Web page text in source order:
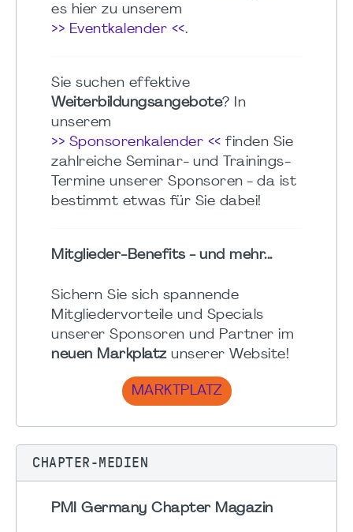
es hier zu unserem
>> Eventkalender <<.
Sie suchen effektive
Weiterbildungsangebote? In
unserem
>> Sponsorenkalender << finden Sie
zahlreiche Seminar- und Trainings-
Termine unserer Sponsoren - da ist
bestimmt etwas für Sie dabei!
Mitglieder-Benefits - und mehr...
Sichern Sie sich spannende
Mitgliedervorteile und Specials
unserer Sponsoren und Partner im
neuen Markplatzunserer Website!
MARKTPLATZ
CHAPTER-MEDIEN
PMI Germany Chapter Magazin